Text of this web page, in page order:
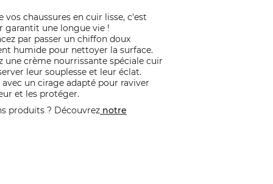
vos chaussures en cuir lisse, c'est
garantit une longue vie !
par passer un chiffon doux
humide pour nettoyer la surface.
une crème nourrissante spéciale cuir
leur souplesse et leur éclat.
avec un cirage adapté pour raviver
et les protéger.
produits ? Découvrez notre